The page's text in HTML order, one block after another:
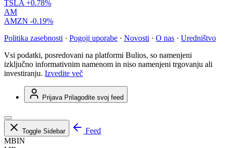
TSLA +0.78%
AM
AMZN -0.19%
Politika zasebnosti · Pogoji uporabe · Novosti · O nas · Uredništvo
Vsi podatki, posredovani na platformi Bulios, so namenjeni
izključno informativnim namenom in niso namenjeni trgovanju ali
investiranju. Izvedite več
Prijava Prilagodite svoj feed
Toggle Sidebar
Feed
MBIN